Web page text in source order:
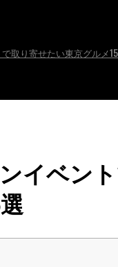
取り寄せたい東京グルメ
イベン